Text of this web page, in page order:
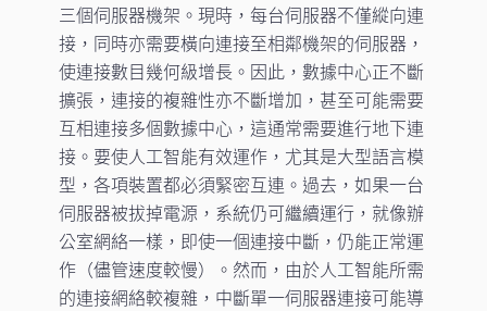
三個伺服器機架。現時，每台伺服器不僅縱向連
接，同時亦需要橫向連接至相鄰機架的伺服器，
使連接數目幾何級增長。因此，數據中心正不斷
擴張，連接的複雜性亦不斷增加，甚至可能需要
互相連接多個數據中心，這通常需要進行地下連
接。要使人工智能有效運作，尤其是大型語言模
型，各項裝置都必須緊密互連。過去，如果一台
伺服器被拔掉電源，系統仍可繼續運行，就像辦
公室網絡一樣，即使一個連接中斷，仍能正常運
作（儘管速度較慢）。然而，由於人工智能所需
的連接網絡較複雜，中斷單一伺服器連接可能導